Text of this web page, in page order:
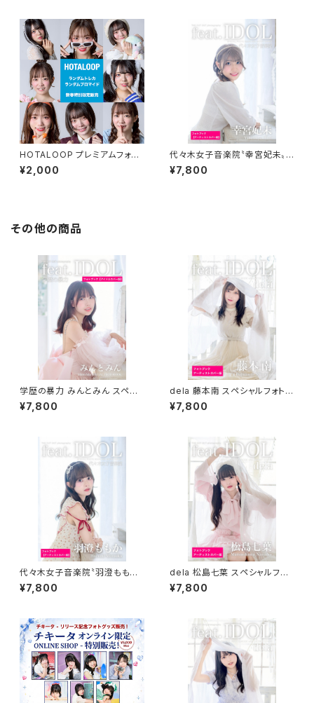
HOTALOOP プレミアムフォト
グッズ 新春特別限定販売
¥2,000
代々木女子音楽院〝幸宮妃未〟ス
ペシャルフォトブック＆公式フォト
ブック
¥7,800
その他の商品
学歴の暴力 みんとみん スペシ
ャルフォトブック
¥7,800
dela 藤本南 スペシャルフォトブ
ック＆公式プロモーションブック
¥7,800
代々木女子音楽院〝羽澄ももか〟
スペシャルフォトブック＆公式フ
ォトブック
¥7,800
dela 松島七葉 スペシャルフォト
ブック＆公式プロモーションブッ
ク
¥7,800